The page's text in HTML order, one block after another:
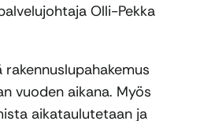
Olli-Pekka
vuoden aikana. Myös
aikataulutetaan ja